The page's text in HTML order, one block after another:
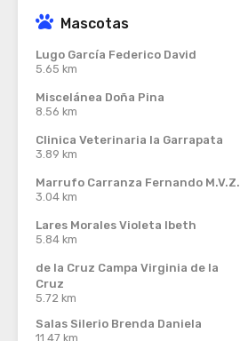
Mascotas
Lugo García Federico David
5.65 km
Miscelánea Doña Pina
8.56 km
Clinica Veterinaria la Garrapata
3.89 km
Marrufo Carranza Fernando M.V.Z.
3.04 km
Lares Morales Violeta Ibeth
5.84 km
de la Cruz Campa Virginia de la
Cruz
5.72 km
Salas Silerio Brenda Daniela
11.47 km